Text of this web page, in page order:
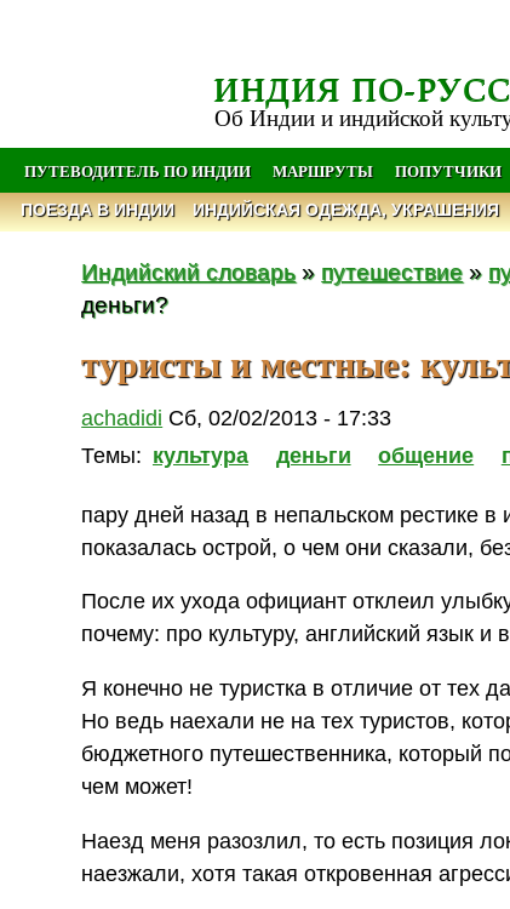
ИНДИЯ ПО-
Об Индии и индийской
ПУТЕВОДИТЕЛЬ ПО ИНДИИ МАРШРУТЫ ПОПУТЧИКИ
ПОЕЗДА В ИНДИИ ИНДИЙСКАЯ ОДЕЖДА, УКРАШЕНИЯ
Индийский словарь» путешествие »
деньги?
туристы и местные:
achadidi Сб, 02/02/2013 - 17:33
Темы: культура деньги общение
пару дней назад в непальском рестике
показалась острой, о чем они сказали,
После их ухода официант отклеил
почему: про культуру, английский язык и
Я конечно не туристка в отличие от тех
Но ведь наехали не на тех туристов,
бюджетного путешественника, который
чем может!
Наезд меня разозлил, то есть позиция
наезжали, хотя такая откровенная